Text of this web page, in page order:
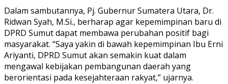
Dalam sambutannya, Pj. Gubernur Sumatera Utara, Dr.
Ridwan Syah, M.Si., berharap agar kepemimpinan baru di
DPRD Sumut dapat membawa perubahan positif bagi
masyarakat. “Saya yakin di bawah kepemimpinan Ibu Erni
Ariyanti, DPRD Sumut akan semakin kuat dalam
mengawal kebijakan pembangunan daerah yang
berorientasi pada kesejahteraan rakyat,” ujarnya.